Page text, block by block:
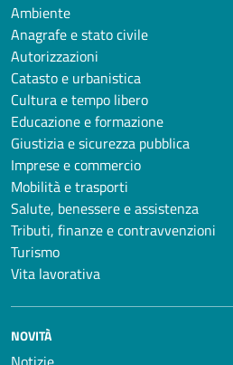
Ambiente
Anagrafe e stato civile
Autorizzazioni
Catasto e urbanistica
Cultura e tempo libero
Educazione e formazione
Giustizia e sicurezza pubblica
Imprese e commercio
Mobilità e trasporti
Salute, benessere e assistenza
Tributi, finanze e contravvenzioni
Turismo
Vita lavorativa
NOVITÀ